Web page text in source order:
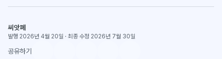
씨앗페
발행 2026년 4월 20일 · 최종 수정 2026년 7월 30일
공유하기